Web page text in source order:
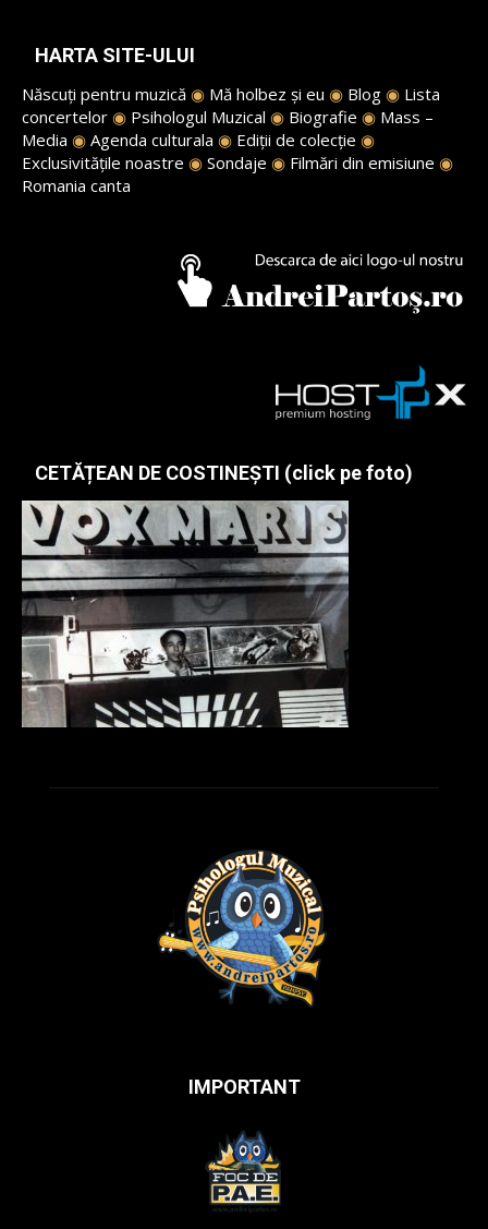
HARTA SITE-ULUI
Născuți pentru muzică ◉ Mă holbez și eu ◉ Blog ◉ Lista
concertelor ◉ Psihologul Muzical ◉ Biografie ◉ Mass –
Media ◉ Agenda culturala ◉ Ediții de colecție ◉
Exclusivitățile noastre ◉ Sondaje ◉ Filmări din emisiune ◉
Romania canta
CETĂȚEAN DE COSTINEȘTI (click pe foto)
IMPORTANT